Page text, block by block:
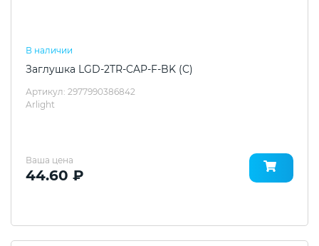
В наличии
Заглушка LGD-2TR-CAP-F-BK (C)
Артикул: 2977990386842
Arlight
Ваша цена
44.60 ₽